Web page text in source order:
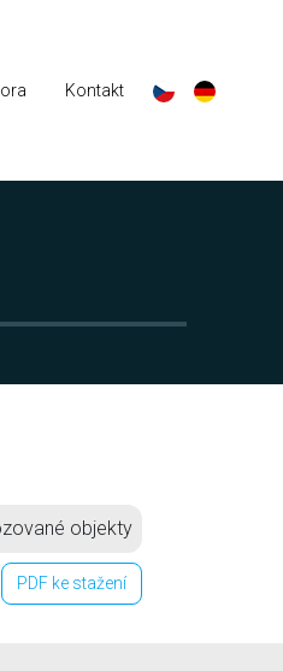
Kontakt
objekty
PDF ke stažení